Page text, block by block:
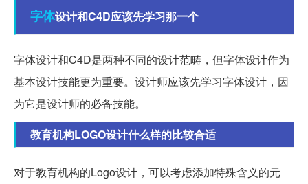
字体设计和C4D应该先学习那一个
字体设计和C4D是两种不同的设计范畴，但字体设计作为
基本设计技能更为重要。设计师应该先学习字体设计，因
为它是设计师的必备技能。
教育机构LOGO设计什么样的比较合适
对于教育机构的Logo设计，可以考虑添加特殊含义的元